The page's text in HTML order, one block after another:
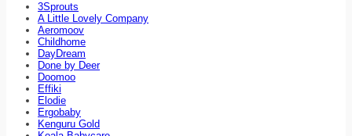
3Sprouts
A Little Lovely Company
Aeromoov
Childhome
DayDream
Done by Deer
Doomoo
Effiki
Elodie
Ergobaby
Kenguru Gold